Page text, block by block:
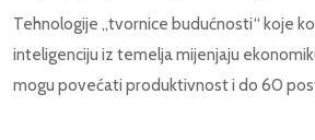
Tehnologije „tvornice budućnosti“ koje
inteligenciju iz temelja mijenjaju
mogu povećati produktivnost i do 60